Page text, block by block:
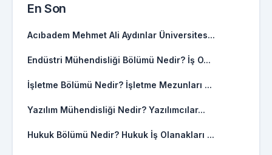
En Son
Acıbadem Mehmet Ali Aydınlar Üniversites...
Endüstri Mühendisliği Bölümü Nedir? İş O...
İşletme Bölümü Nedir? İşletme Mezunları ...
Yazılım Mühendisliği Nedir? Yazılımcılar...
Hukuk Bölümü Nedir? Hukuk İş Olanakları ...